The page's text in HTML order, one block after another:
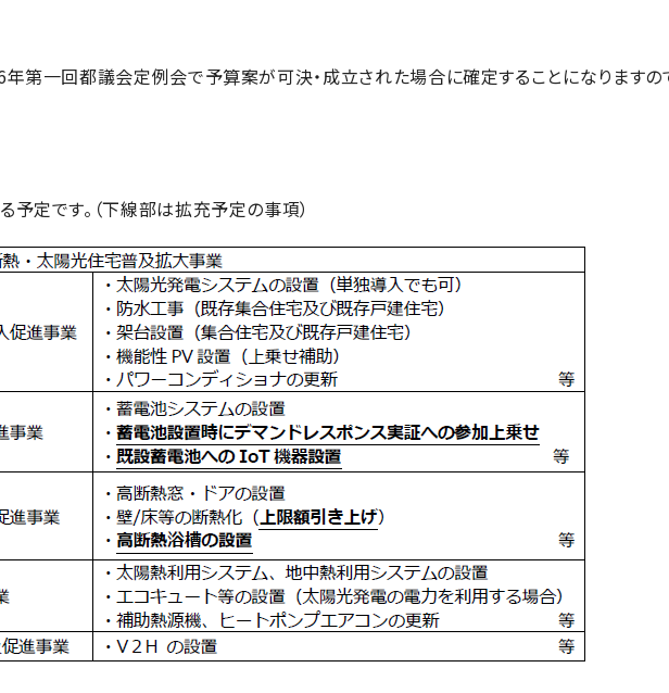
第一回都議会定例会で予算案が可決・成立された場合に確定することになりますの
定です。（下線部は拡充予定の事項）